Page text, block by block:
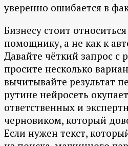
уверенно ошибается в
Бизнесу стоит
помощнику, а не как к
Давайте чёткий запрос с
просите несколько
вычитывайте результат
рутине нейросеть
ответственных и
черновиком, который
Если нужен текст,